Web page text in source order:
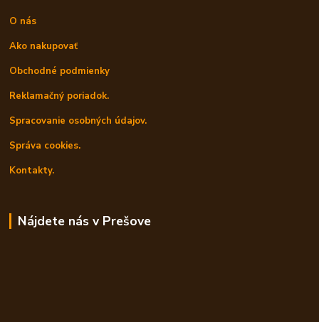
O nás
Ako nakupovať
Obchodné podmienky
Reklamačný poriadok.
Spracovanie osobných údajov.
Správa cookies.
Kontakty.
Nájdete nás v Prešove